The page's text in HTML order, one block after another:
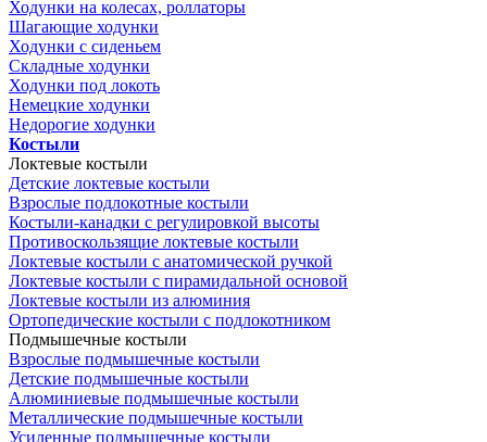
Ходунки на колесах, роллаторы
Шагающие ходунки
Ходунки с сиденьем
Складные ходунки
Ходунки под локоть
Немецкие ходунки
Недорогие ходунки
Костыли
Локтевые костыли
Детские локтевые костыли
Взрослые подлокотные костыли
Костыли-канадки с регулировкой высоты
Противоскользящие локтевые костыли
Локтевые костыли с анатомической ручкой
Локтевые костыли с пирамидальной основой
Локтевые костыли из алюминия
Ортопедические костыли с подлокотником
Подмышечные костыли
Взрослые подмышечные костыли
Детские подмышечные костыли
Алюминиевые подмышечные костыли
Металлические подмышечные костыли
Усиленные подмышечные костыли